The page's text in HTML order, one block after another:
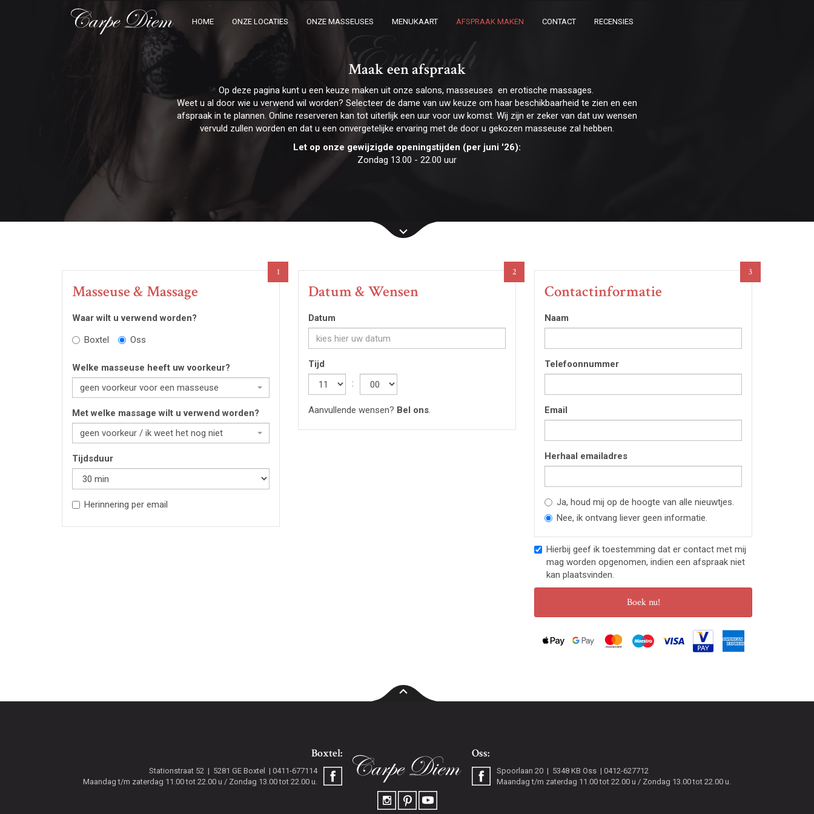
Maak een afspraak
Erotisch
Op deze pagina kunt u een keuze maken uit onze salons, masseuses en erotische massages.
Weet u al door wie u verwend wil worden? Selecteer de dame van uw keuze om haar beschikbaarheid te zien en een
afspraak in te plannen. Online reserveren kan tot uiterlijk een uur voor uw komst. Wij zijn er zeker van dat uw wensen
vervuld zullen worden en dat u een onvergetelijke ervaring met de door u gekozen masseuse zal hebben.
Let op onze gewijzigde openingstijden (per juni '26):
Zondag 13.00 - 22.00 uur
1
Masseuse & Massage
Waar wilt u verwend worden?
Boxtel
Oss
Welke masseuse heeft uw voorkeur?
geen voorkeur voor een masseuse
Met welke massage wilt u verwend worden?
geen voorkeur / ik weet het nog niet
Tijdsduur
Herinnering per email
2
Datum & Wensen
Datum
Tijd
Hour
:
Aanvullende wensen? Bel ons.
3
Contactinformatie
Naam
Telefoonnummer
Email
Herhaal emailadres
Ja, houd mij op de hoogte van alle nieuwtjes.
Nee, ik ontvang liever geen informatie.
Hierbij geef ik toestemming dat er contact met mij
mag worden opgenomen, indien een afspraak niet
kan plaatsvinden.
Boek nu!
Boxtel:
Stationstraat 52 5281 GE Boxtel
0411-677114
Maandag t/m zaterdag 11.00 tot 22.00 u / Zondag 13.00 tot 22.00 u.
Oss:
Spoorlaan 20 5348 KB Oss
0412-627712
Maandag t/m zaterdag 11.00 tot 22.00 u / Zondag 13.00 tot 22.00 u.
HOME ONZE LOCATIES ONZE MASSEUSES MENUKAART AFSPRAAK MAKEN CONTACT RECENSIES